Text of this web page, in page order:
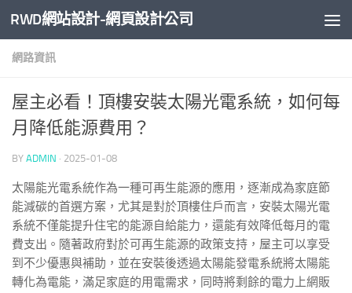
Skip to content
RWD網站設計-網頁設計公司
網路資訊
屋主必看！頂樓安裝太陽光電系統，如何每
月降低能源費用？
BY ADMIN · 2025-01-08
太陽能光電系統作為一種可再生能源的應用，逐漸成為家庭節
能減碳的首選方案，尤其是對於頂樓住戶而言，安裝太陽光電
系統不僅能提升住宅的能源自給能力，還能有效降低每月的電
費支出。隨著政府對於可再生能源的政策支持，屋主可以享受
到不少優惠與補助，並在安裝後透過太陽能發電系統將太陽能
轉化為電能，滿足家庭的用電需求，同時將剩餘的電力上網販